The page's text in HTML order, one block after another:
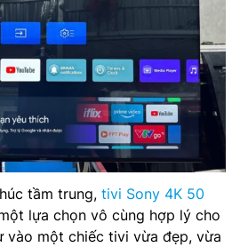
tầm trung, tivi Sony 4K 50
lựa chọn vô cùng hợp lý cho
vào một chiếc tivi vừa đẹp, vừa